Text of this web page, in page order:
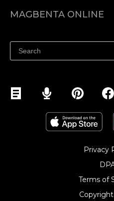
Help center
MAGBENTA ONLINE
Ibenta sa Facebook
Privacy
Terms of